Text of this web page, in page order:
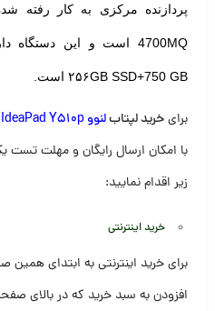
4700MQ است و
۲۵۶GB SSD+750 GB است.
برایخرید لپتابلنوو Lenovo IdeaPad Y510p
با امکان ارسال رایگان و مهلت
زیر اقدام نمایید:
خرید اینترنتی
برای خرید اینترنتی به ابتدای
افزودن به سبد خرید که در بالای